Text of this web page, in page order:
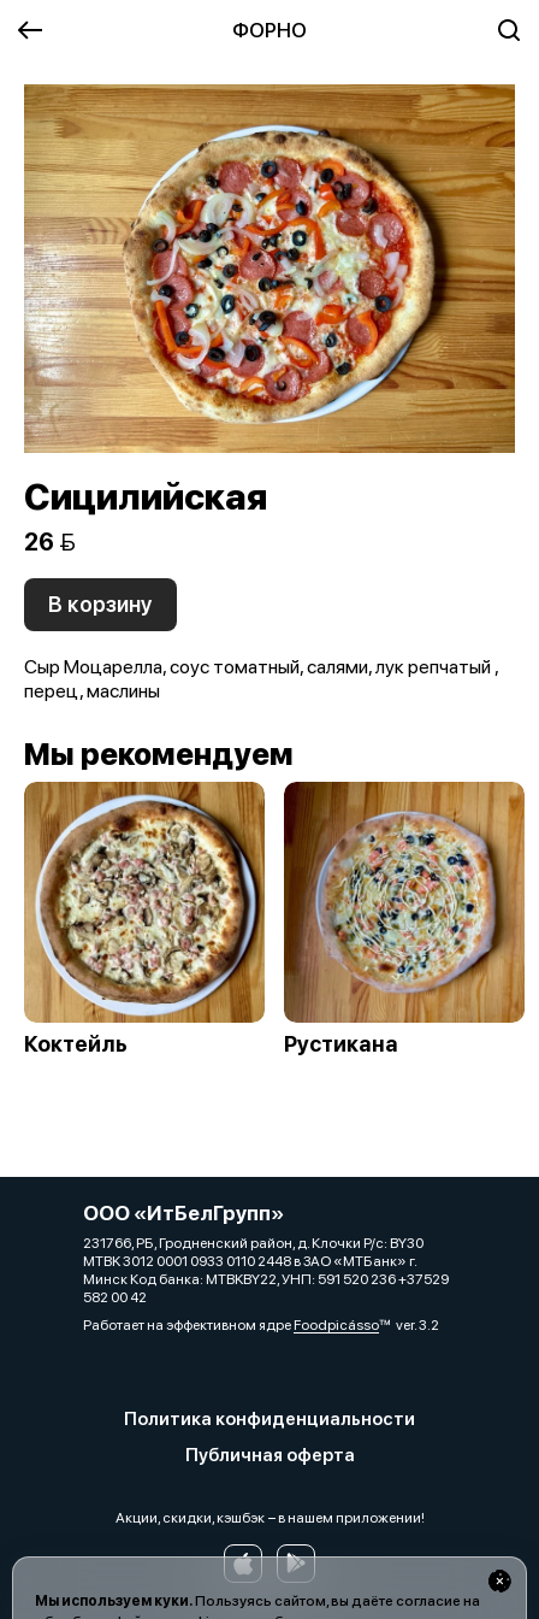
ФОРНО
Мы используем куки.Пользуясь сайтом, вы даёте согласие на
Сицилийская
26 
В корзину
Сыр Моцарелла, соус томатный, салями, лук репчатый ,
перец, маслины
Мы рекомендуем
Коктейль Рустикана
ООО «ИтБелГрупп»
231766, РБ, Гродненский район, д. Клочки Р/с: BY30
MTBK 3012 0001 0933 0110 2448 в ЗАО «МТБанк» г.
Минск Код банка: MTBKBY22, УНП: 591 520 236 +37529
582 00 42
Работает на эффективном ядреFoodpicássover. 3.2
Политика конфиденциальности
Публичная оферта
Акции, скидки, кэшбэк − в нашем приложении!